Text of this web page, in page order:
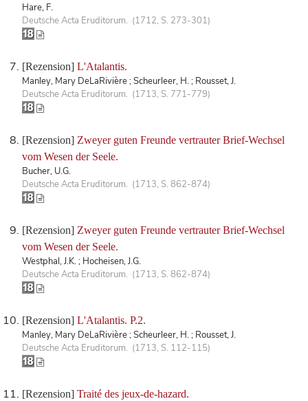
Hare, F.
Deutsche Acta Eruditorum. (1712, S. 273-301)
[Rezension] L'Atalantis.
Manley, Mary DeLaRivière ; Scheurleer, H. ; Rousset, J.
Deutsche Acta Eruditorum. (1713, S. 771-779)
[Rezension] Zweyer guten Freunde vertrauter Brief-Wechsel
vom Wesen der Seele.
Bucher, U.G.
Deutsche Acta Eruditorum. (1713, S. 862-874)
[Rezension] Zweyer guten Freunde vertrauter Brief-Wechsel
vom Wesen der Seele.
Westphal, J.K. ; Hocheisen, J.G.
Deutsche Acta Eruditorum. (1713, S. 862-874)
[Rezension] L'Atalantis. P.2.
Manley, Mary DeLaRivière ; Scheurleer, H. ; Rousset, J.
Deutsche Acta Eruditorum. (1713, S. 112-115)
[Rezension] Traité des jeux-de-hazard.